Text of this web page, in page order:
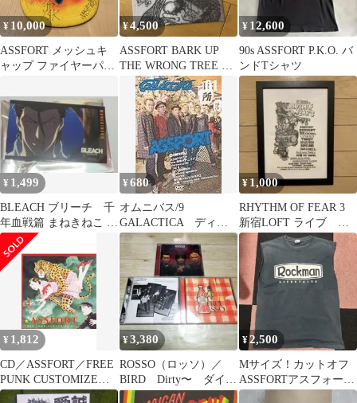
¥ 10,000
ASSFORT メッシュキ
ャップ ファイヤーパタ
¥4,500
ASSFORT BARK UP
THE WRONG TREE 7
インチ
¥ 12,600
90s ASSFORT P.K.O. バ
ンドTシャツ
¥ 1,499
BLEACH ブリーチ 千
年⾎戦篇 まねきねこ フ
ォートカード アスキ
ン
¥680
オムニバス/9
GALACTICA ディス
クとジャケットのみ
レンタルアップDVD
¥ 1,000
RHYTHM OF FEAR 3
新宿LOFT ライブ フ
ライヤー balzac
¥ 1,812
CD／ASSFORT／FREE
PUNK CUSTOMIZE
KIT
¥3,380
ROSSO（ロッソ）／
BIRD Dirty〜 ダイヤ
モンドダスト〜 3枚セ
¥2,500
Mサイズ！カットオフ
ASSFORTアスフォート
Tシャツrockmanジャパ